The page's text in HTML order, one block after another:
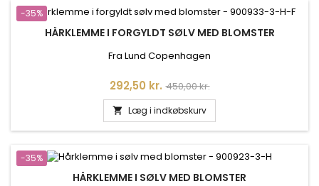
-35%
HÅRKLEMME I FORGYLDT SØLV MED BLOMSTER
Fra Lund Copenhagen
Pris
292,50 kr. Normalpris
450,00 kr.
 Læg i indkøbskurv
-35%
HÅRKLEMME I SØLV MED BLOMSTER